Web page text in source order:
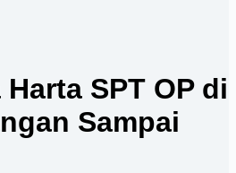
SPT OP di
Sampai